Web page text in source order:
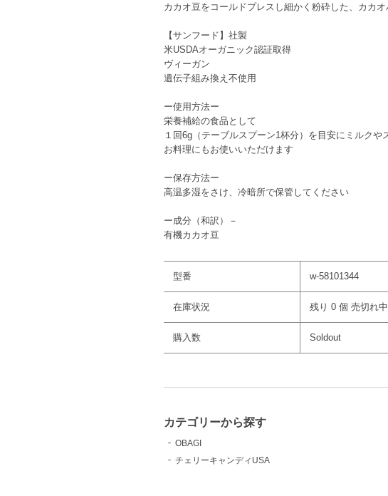
カカオ豆をコールドプレスし細かく粉砕した、カカオ
【サンフード】社製
米USDAオーガニック認証取得
ヴィーガン
遺伝子組み換え不使用
ー使用方法ー
栄養補給の食品として
１回6g（テーブルスプーン1杯分）を目安にミルクや
お料理にもお使いいただけます
ー保存方法ー
高温多湿をさけ、冷暗所で保管してください
ー成分（和訳）－
有機カカオ豆
型番 w-58101344
在庫状況 残り 0 個 売切れ中
購入数 Soldout
カテゴリーから探す
OBAGI
チェリーキャンディUSA